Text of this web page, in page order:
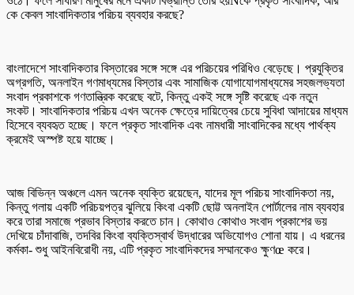
কে কেবল সাংবাদিকতার পরিচয় ব্যবহার করছে?
বাংলাদেশে সাংবাদিকতার বিস্তারের সঙ্গে সঙ্গে এর পরিচয়ের পরিধিও বেড়েছে। প্রযুক্তির
অগ্রগতি, অনলাইন গণমাধ্যমের বিস্তার এবং সামাজিক যোগাযোগমাধ্যমের সহজলভ্যতা
সংবাদ প্রকাশকে গণতান্ত্রিক করেছে বটে, কিন্তু একই সঙ্গে সৃষ্টি করেছে এক নতুন
সংকট। সাংবাদিকতার পরিচয় এখন অনেক ক্ষেত্রে দায়িত্বের চেয়ে সুবিধা আদায়ের মাধ্যম
হিসেবে ব্যবহৃত হচ্ছে। ফলে প্রকৃত সাংবাদিক এবং নামধারী সাংবাদিকের মধ্যে পার্থক্য
ক্রমেই অস্পষ্ট হয়ে যাচ্ছে।
আজ বিভিন্ন অঞ্চলে এমন অনেক ব্যক্তি রয়েছেন, যাদের মূল পরিচয় সাংবাদিকতা নয়,
কিন্তু গলায় একটি পরিচয়পত্র ঝুলিয়ে কিংবা একটি ছোট্ট অনলাইন পোর্টালের নাম ব্যবহার
করে তারা সমাজে প্রভাব বিস্তার করতে চান। কোথাও কোথাও সংবাদ প্রকাশের ভয়
দেখিয়ে চাঁদাবাজি, তদবির কিংবা ব্যক্তিস্বার্থ উদ্ধারের অভিযোগও শোনা যায়। এ ধরনের
কর্মকা- শুধু আইনবিরোধী নয়, এটি প্রকৃত সাংবাদিকদের সম্মানকেও ক্ষুণœ করে।